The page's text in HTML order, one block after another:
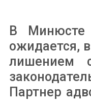
В Минюсте
ожидается,
лишением
Партнер